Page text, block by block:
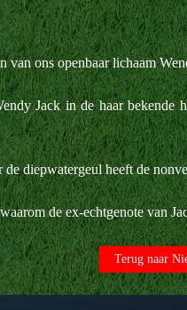
ons openbaar lichaam
Jack in de haar bekende
diepwatergeul heeft de
de ex-echtgenote van
Terug naar